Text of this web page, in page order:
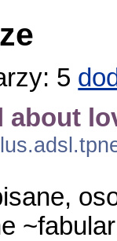
5
about